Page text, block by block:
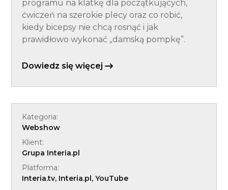
programu na klatkę dla początkujących,
ćwiczeń na szerokie plecy oraz co robić,
kiedy bicepsy nie chcą rosnąć i jak
prawidłowo wykonać „damską pompkę”.
Dowiedz się więcej
Kategoria:
Webshow
Klient:
Grupa Interia.pl
Platforma:
Interia.tv, Interia.pl, YouTube